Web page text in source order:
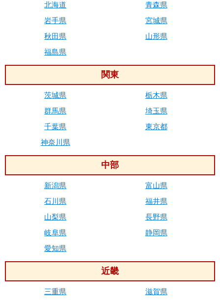
北海道
青森県
岩手県
宮城県
秋田県
山形県
福島県
関東
茨城県
栃木県
群馬県
埼玉県
千葉県
東京都
神奈川県
中部
新潟県
富山県
石川県
福井県
山梨県
長野県
岐阜県
静岡県
愛知県
近畿
三重県
滋賀県